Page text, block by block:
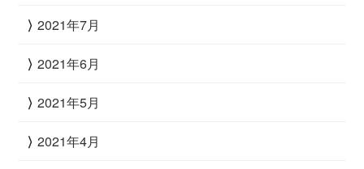
2021年7月
2021年6月
2021年5月
2021年4月